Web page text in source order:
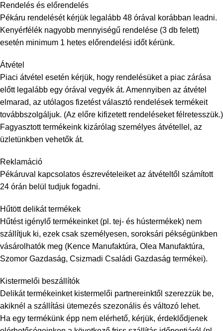
Rendelés és előrendelés
Pékáru rendelését kérjük legalább 48 órával korábban leadni.
Kenyérfélék nagyobb mennyiségű rendelése (3 db felett)
esetén minimum 1 hetes előrendelési időt kérünk.
Átvétel
Piaci átvétel esetén kérjük, hogy rendelésüket a piac zárása
előtt legalább egy órával vegyék át. Amennyiben az átvétel
elmarad, az utólagos fizetést választó rendelések termékeit
továbbszolgáljuk. (Az előre kifizetett rendeléseket félretesszük.)
Fagyasztott termékeink kizárólag személyes átvétellel, az
üzletünkben vehetők át.
Reklamáció
Pékáruval kapcsolatos észrevételeiket az átvételtől számított
24 órán belül tudjuk fogadni.
Hűtött delikát termékek
Hűtést igénylő termékeinket (pl. tej- és hústermékek) nem
szállítjuk ki, ezek csak személyesen, soroksári pékségünkben
vásárolhatók meg (Kence Manufaktúra, Olea Manufaktúra,
Szomor Gazdaság, Csizmadi Családi Gazdaság termékei).
Kistermelői beszállítók
Delikát termékeinket kistermelői partnereinktől szerezzük be,
akiknél a szállítási ütemezés szezonális és változó lehet.
Ha egy termékünk épp nem elérhető, kérjük, érdeklődjenek